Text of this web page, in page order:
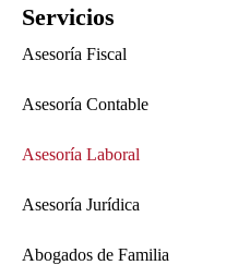
Servicios
Asesoría Fiscal
Asesoría Contable
Asesoría Laboral
Asesoría Jurídica
Abogados de Familia